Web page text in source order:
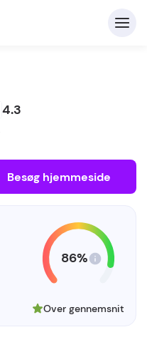
4.3
Besøg hjemmeside
86%
Over gennemsnit